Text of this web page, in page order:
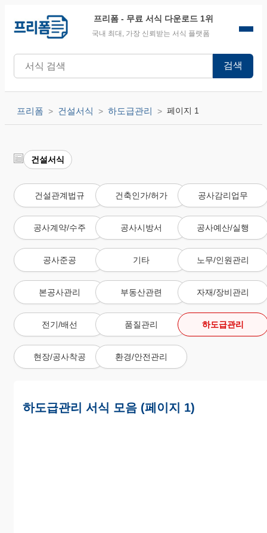
프리폼 - 무료 서식 다운로드 1위
국내 최대, 가장 신뢰받는 서식 플랫폼
검색
프리폼 건설서식 하도급관리 페이지 1
건설서식
건설관계법규 건축인가/허가 공사감리업무
공사계약/수주 공사시방서 공사예산/실행
공사준공 기타 노무/인원관리
본공사관리 부동산관련 자재/장비관리
전기/배선 품질관리 하도급관리
현장/공사착공 환경/안전관리
하도급관리 서식 모음 (페이지 1)